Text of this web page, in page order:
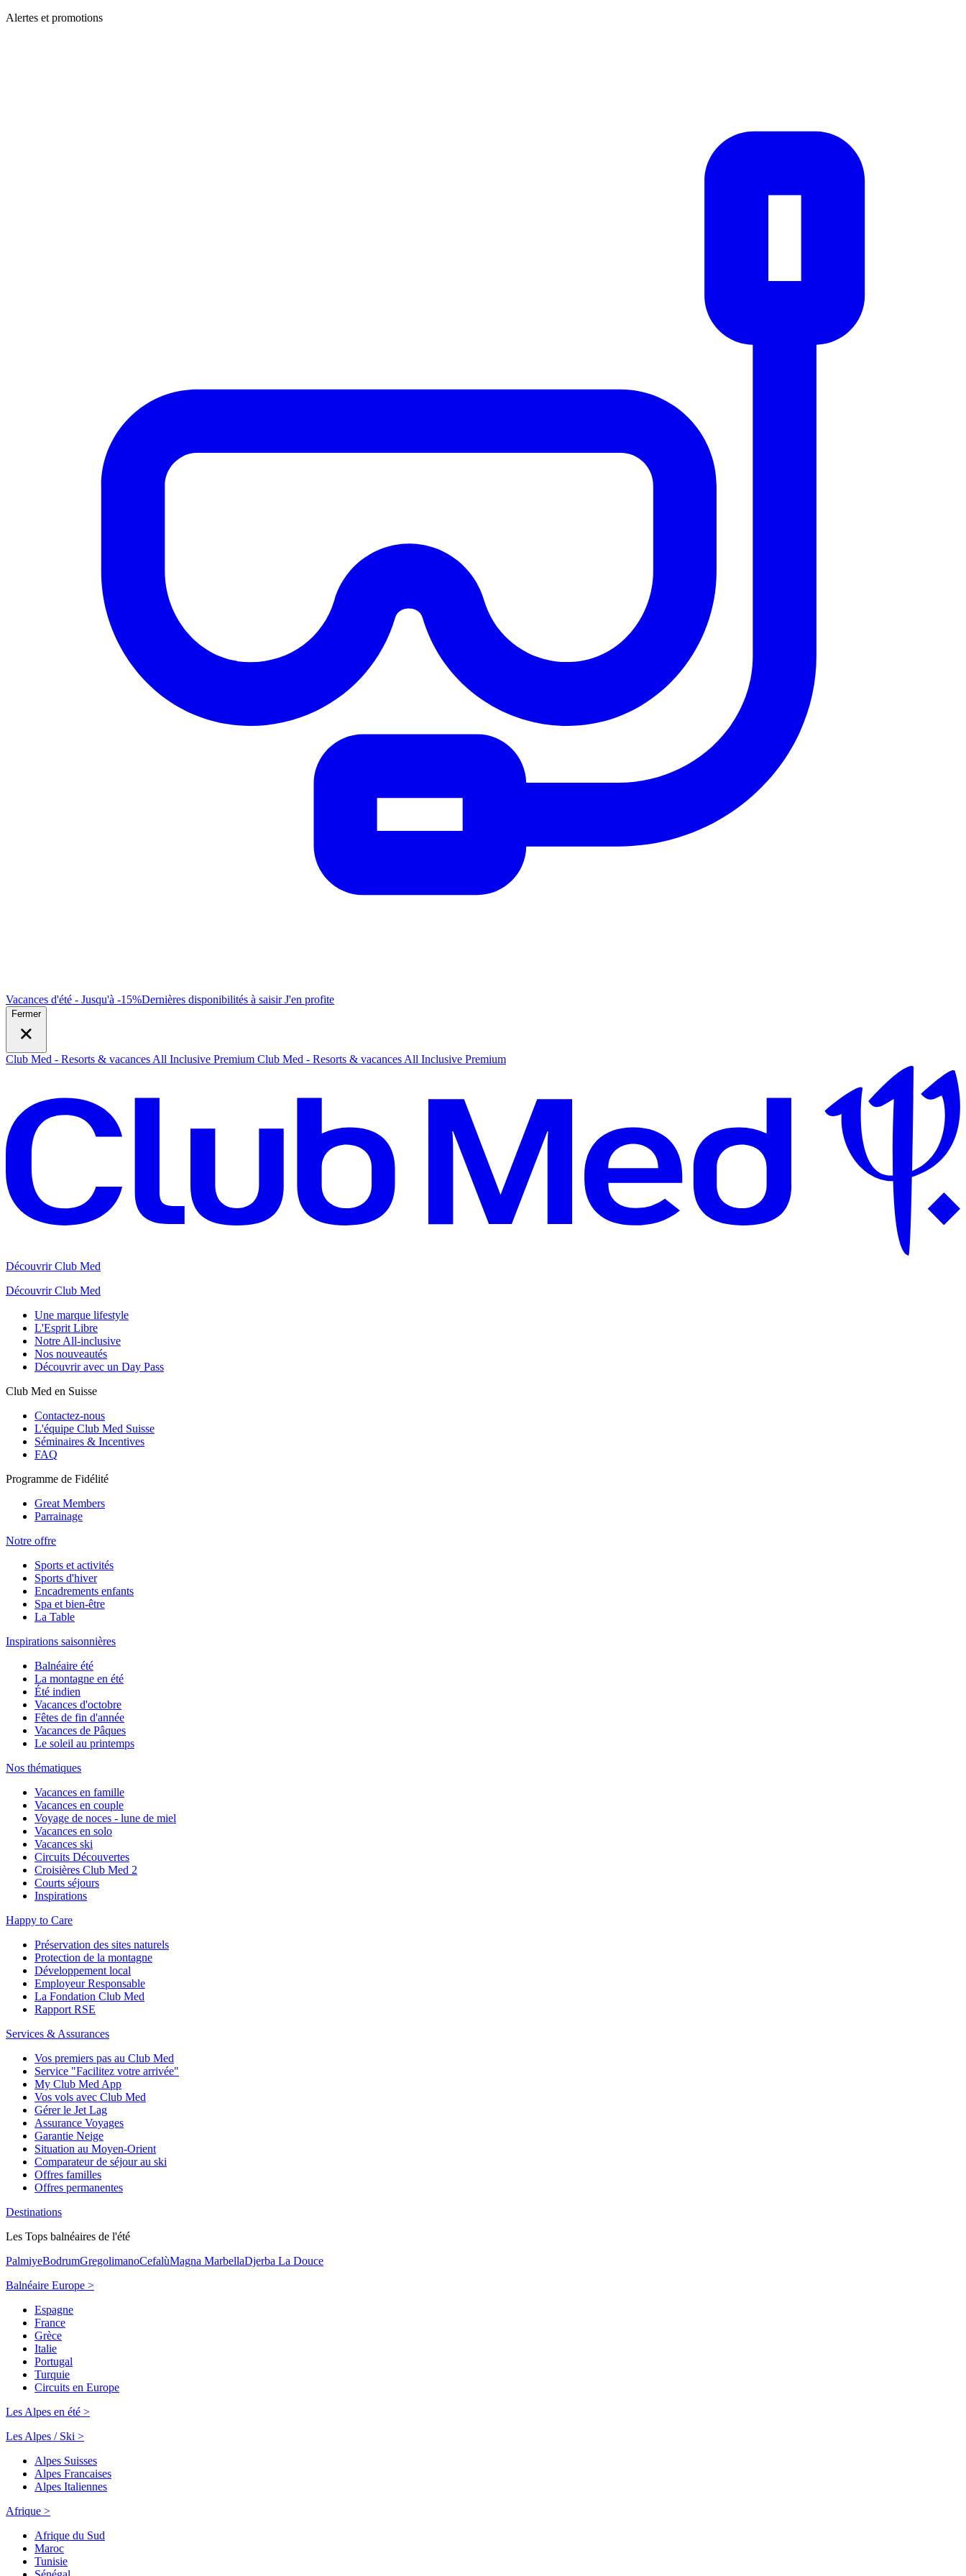
Alertes et promotions
Vacances d'été - Jusqu'à -15%Dernières disponibilités à saisirJ'en profite
Fermer
Club Med - Resorts & vacances All Inclusive Premium Club Med - Resorts & vacances All Inclusive Premium
Découvrir Club Med
Découvrir Club Med
Une marque lifestyle
L'Esprit Libre
Notre All-inclusive
Nos nouveautés
Découvrir avec un Day Pass
Club Med en Suisse
Contactez-nous
L'équipe Club Med Suisse
Séminaires & Incentives
FAQ
Programme de Fidélité
Great Members
Parrainage
Notre offre
Sports et activités
Sports d'hiver
Encadrements enfants
Spa et bien-être
La Table
Inspirations saisonnières
Balnéaire été
La montagne en été
Été indien
Vacances d'octobre
Fêtes de fin d'année
Vacances de Pâques
Le soleil au printemps
Nos thématiques
Vacances en famille
Vacances en couple
Voyage de noces - lune de miel
Vacances en solo
Vacances ski
Circuits Découvertes
Croisières Club Med 2
Courts séjours
Inspirations
Happy to Care
Préservation des sites naturels
Protection de la montagne
Développement local
Employeur Responsable
La Fondation Club Med
Rapport RSE
Services & Assurances
Vos premiers pas au Club Med
Service "Facilitez votre arrivée"
My Club Med App
Vos vols avec Club Med
Gérer le Jet Lag
Assurance Voyages
Garantie Neige
Situation au Moyen-Orient
Comparateur de séjour au ski
Offres familles
Offres permanentes
Destinations
Les Tops balnéaires de l'été
PalmiyeBodrumGregolimanoCefalùMagna MarbellaDjerba La Douce
Balnéaire Europe >
Espagne
France
Grèce
Italie
Portugal
Turquie
Circuits en Europe
Les Alpes en été >
Les Alpes / Ski >
Alpes Suisses
Alpes Francaises
Alpes Italiennes
Afrique >
Afrique du Sud
Maroc
Tunisie